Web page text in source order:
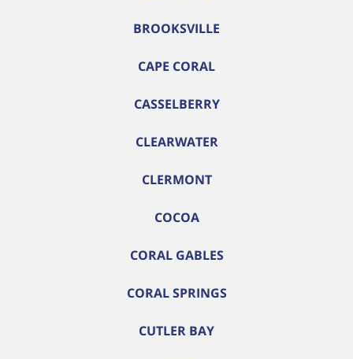
BROOKSVILLE
CAPE CORAL
CASSELBERRY
CLEARWATER
CLERMONT
COCOA
CORAL GABLES
CORAL SPRINGS
CUTLER BAY